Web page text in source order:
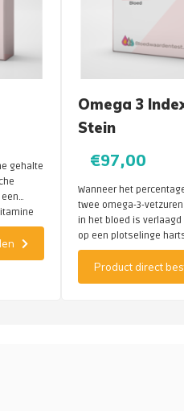
gehalte
B6.
Omega 3 Index
Stein
€97,00
Wanneer het
twee omega-3-vetzuren
in het bloed is
op een plotselinge
keer hoger.
Product direct